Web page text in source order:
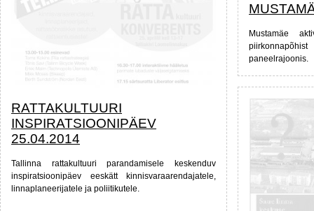
RATTAKULTUURI
INSPIRATSIOONIPÄEV
25.04.2014
Tallinna rattakultuuri parandamisele keskenduv
inspiratsioonipäev eeskätt kinnisvaraarendajatele,
linnaplaneerijatele ja poliitikutele.
Mustamäe
paneelrajoonis.